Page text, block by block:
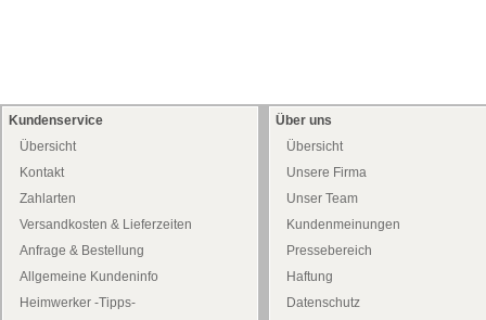
Kundenservice
Übersicht
Kontakt
Zahlarten
Versandkosten & Lieferzeiten
Anfrage & Bestellung
Allgemeine Kundeninfo
Heimwerker -Tipps-
Über uns
Übersicht
Unsere Firma
Unser Team
Kundenmeinungen
Pressebereich
Haftung
Datenschutz